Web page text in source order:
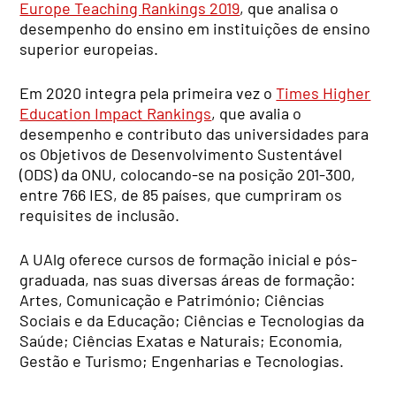
Europe Teaching Rankings 2019, que analisa o
desempenho do ensino em instituições de ensino
superior europeias.
Em 2020 integra pela primeira vez oTimes Higher
Education Impact Rankings, que avalia o
desempenho e contributo das universidades para
os Objetivos de Desenvolvimento Sustentável
(ODS) da ONU, colocando-se na posição 201-300,
entre 766 IES, de 85 países, que cumpriram os
requisites de inclusão.
A UAlg oferece cursos de formação inicial e pós-
graduada, nas suas diversas áreas de formação:
Artes, Comunicação e Património; Ciências
Sociais e da Educação; Ciências e Tecnologias da
Saúde; Ciências Exatas e Naturais; Economia,
Gestão e Turismo; Engenharias e Tecnologias.